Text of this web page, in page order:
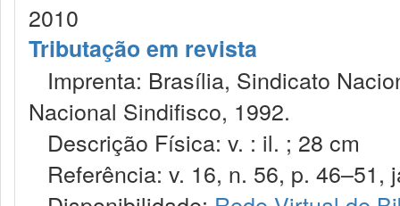
2010
Tributação em revista
Imprenta: Brasília, Sindicato
Nacional Sindifisco, 1992.
Descrição Física: v. : il. ; 28 cm
Referência: v. 16, n. 56, p. 46–51,